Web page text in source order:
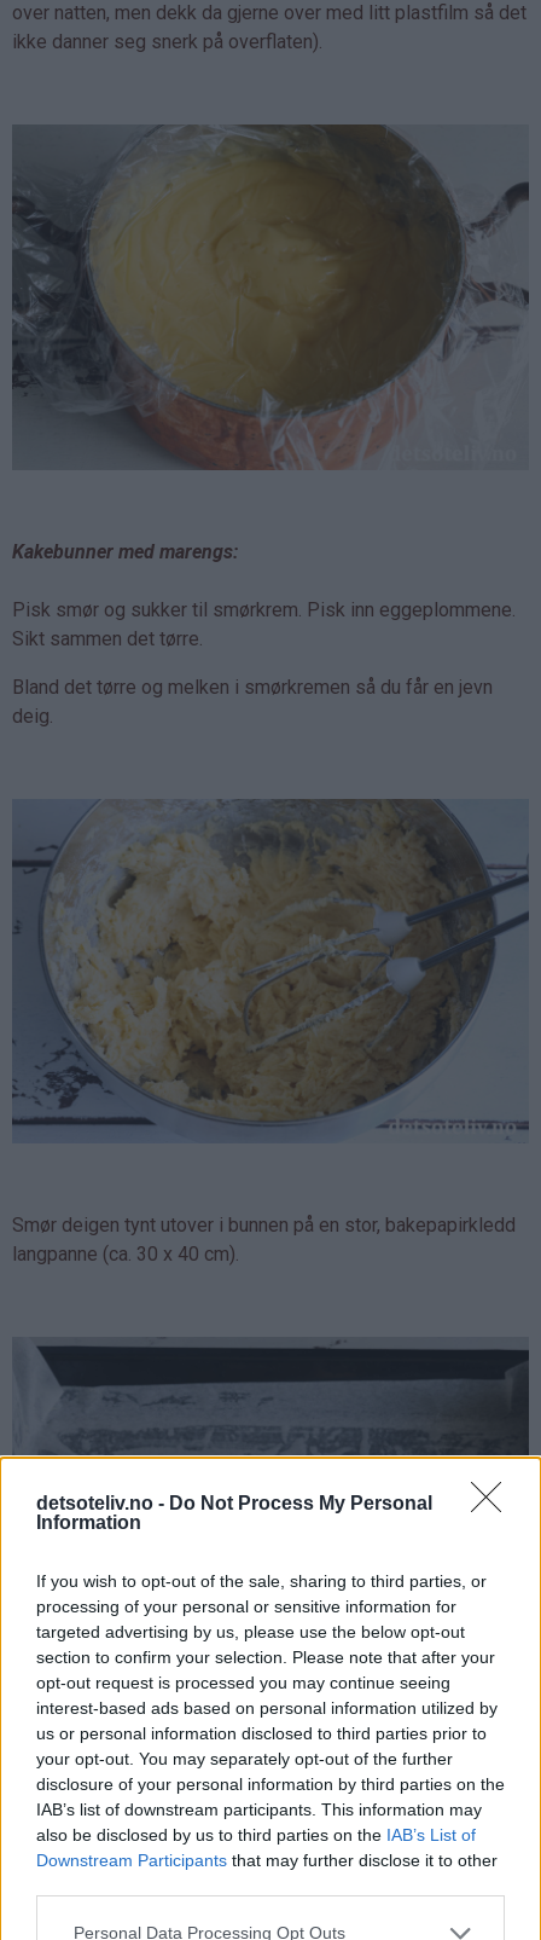
detsoteliv.no - Do Not Process My Personal
Information
If you wish to opt-out of the sale, sharing to third parties, or
processing of your personal or sensitive information for
targeted advertising by us, please use the below opt-out
section to confirm your selection. Please note that after your
opt-out request is processed you may continue seeing
interest-based ads based on personal information utilized by
us or personal information disclosed to third parties prior to
your opt-out. You may separately opt-out of the further
disclosure of your personal information by third parties on the
IAB’s list of downstream participants. This information may
also be disclosed by us to third parties on the IAB’s List of
Downstream Participants that may further disclose it to other
Personal Data Processing Opt Outs
over natten, men dekk da gjerne over med litt plastfilm så det
ikke danner seg snerk på overflaten).
Kakebunner med marengs:
Pisk smør og sukker til smørkrem. Pisk inn eggeplommene.
Sikt sammen det tørre.
Bland det tørre og melken i smørkremen så du får en jevn
deig.
Smør deigen tynt utover i bunnen på en stor, bakepapirkledd
langpanne (ca. 30 x 40 cm).